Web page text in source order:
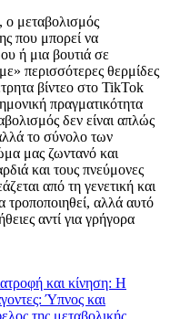
ο μεταβολισμός
που μπορεί να
ή μια βουτιά σε
περισσότερες θερμίδες
βίντεο στο TikTok
πραγματικότητα
δεν είναι απλώς
το σύνολο των
μας ζωντανό και
και τους πνεύμονες
από τη γενετική και
τροποποιηθεί, αλλά αυτό
αντί για γρήγορα
και κίνηση: Η
Ύπνος και
της μεταβολικής